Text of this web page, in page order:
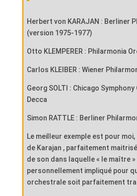
Herbert von KARAJAN : Berliner
(version 1975-1977)
Otto KLEMPERER : Philarmonia
Carlos KLEIBER : Wiener
Georg SOLTI : Chicago
Decca
Simon RATTLE : Berliner
Le meilleur exemple est pour
de Karajan , parfaitement
de son dans laquelle « le maître »
personnellement impliqué pour
orchestrale soit parfaitement